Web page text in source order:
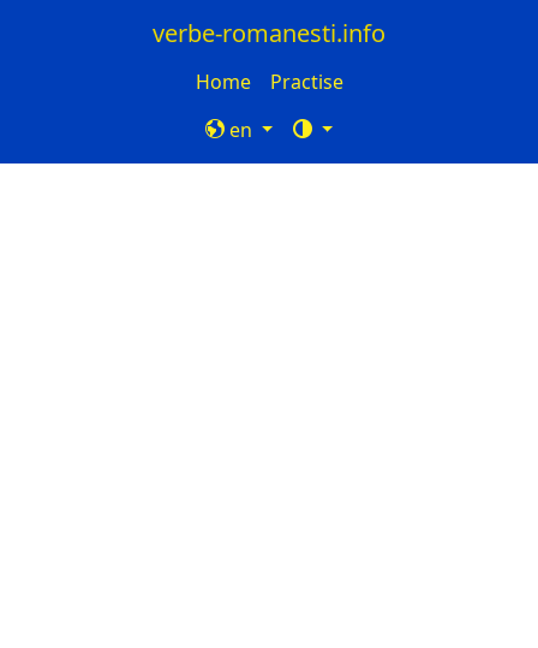
verbe-romanesti.info
Home
Practise
en